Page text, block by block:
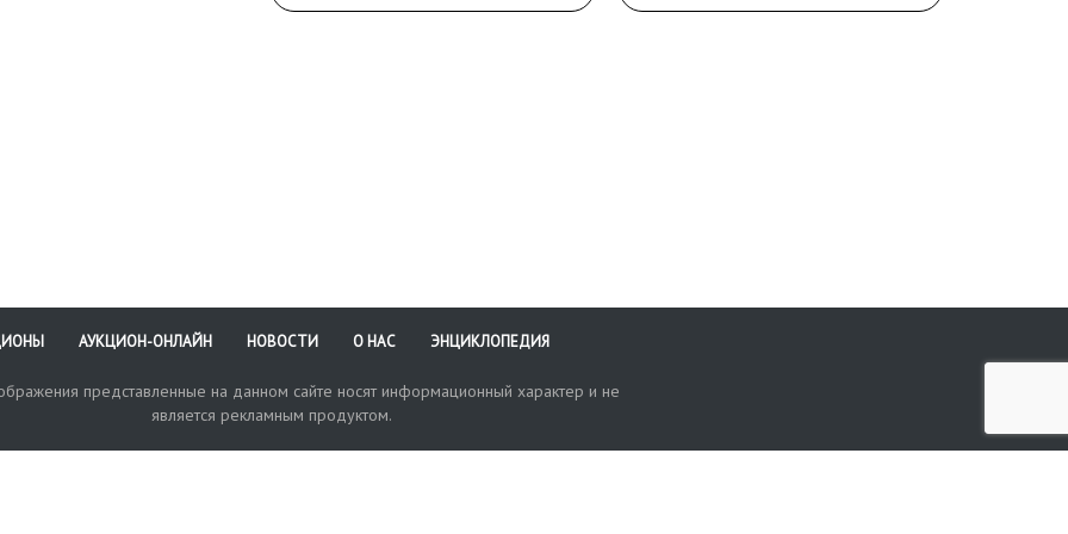
АУКЦИОН-ОНЛАЙН НОВОСТИ О НАС ЭНЦИКЛОПЕДИЯ
представленные на данном сайте носят информационный характер и не
является рекламным продуктом.